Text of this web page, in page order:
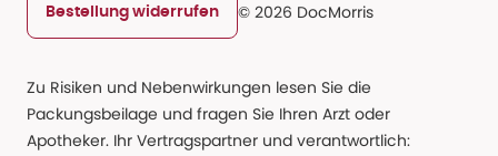
Bestellung widerrufen © 2026 DocMorris
Zu Risiken und Nebenwirkungen lesen Sie die
Packungsbeilage und fragen Sie Ihren Arzt oder
Apotheker. Ihr Vertragspartner und verantwortlich: